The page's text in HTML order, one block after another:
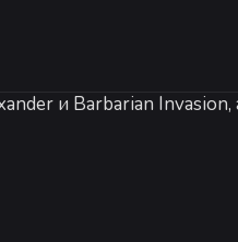
и Barbarian